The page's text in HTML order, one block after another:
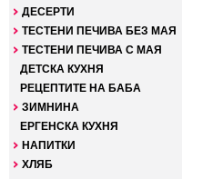
ДЕСЕРТИ
ТЕСТЕНИ ПЕЧИВА БЕЗ МАЯ
ТЕСТЕНИ ПЕЧИВА С МАЯ
ДЕТСКА КУХНЯ
РЕЦЕПТИТЕ НА БАБА
ЗИМНИНА
ЕРГЕНСКА КУХНЯ
НАПИТКИ
ХЛЯБ